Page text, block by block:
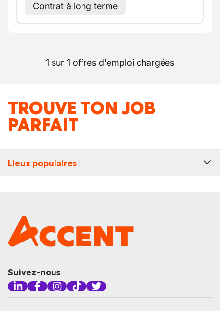
Contrat à long terme
1 sur 1 offres d'emploi chargées
TROUVE TON JOB
PARFAIT
Lieux populaires
Suivez-nous